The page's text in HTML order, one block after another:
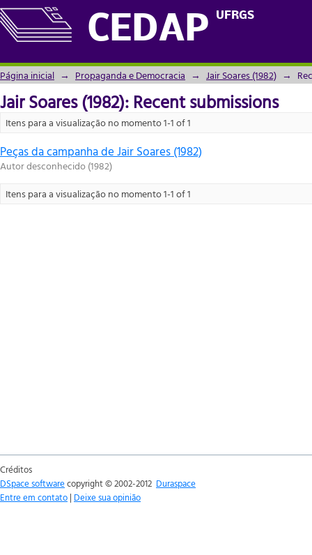
CEDAP UFRGS
Recently added
Página inicial → Propaganda e Democracia → Jair Soares (1982) →
Jair Soares (1982): Recent submissions
Itens para a visualização no momento 1-1 of 1
Peças da campanha de Jair Soares (1982)
Autor desconhecido(1982)
Itens para a visualização no momento 1-1 of 1
Créditos
DSpace softwarecopyright © 2002-2012 Duraspace
Entre em contato | Deixe sua opinião